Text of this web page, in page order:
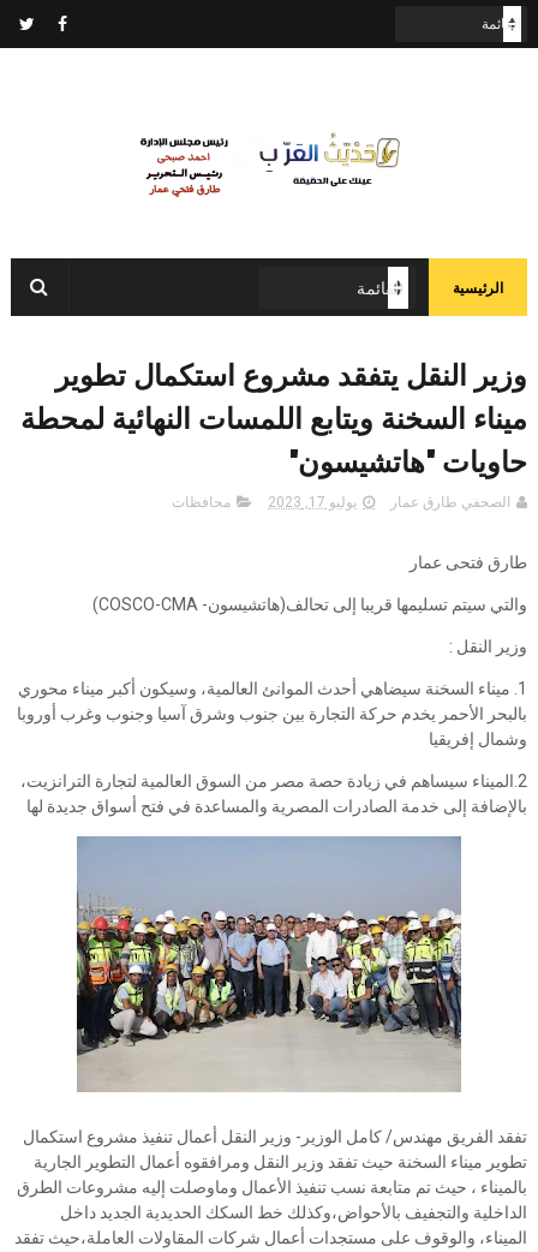
الرئيسية
وزير النقل يتفقد مشروع استكمال تطوير
ميناء السخنة ويتابع اللمسات النهائية لمحطة
حاويات "هاتشيسون"
الصحفي طارق عمار يوليو 17, 2023 محافظات
طارق فتحى عمار
والتي سيتم تسليمها قريبا إلى تحالف(هاتشيسون- COSCO-CMA)
وزير النقل :
1.​ ميناء السخنة سيضاهي أحدث الموانئ العالمية، وسيكون أكبر ميناء محوري
بالبحر الأحمر يخدم حركة التجارة بين جنوب وشرق آسيا وجنوب وغرب أوروبا
وشمال إفريقيا
2.​الميناء سيساهم في زيادة حصة مصر من السوق العالمية لتجارة الترانزيت،
بالإضافة إلى خدمة الصادرات المصرية والمساعدة في فتح أسواق جديدة لها
تفقد الفريق مهندس/ كامل الوزير- وزير النقل أعمال تنفيذ مشروع استكمال
تطوير ميناء السخنة حيث تفقد وزير النقل ومرافقوه أعمال التطوير الجارية
بالميناء ، حيث تم متابعة نسب تنفيذ الأعمال وماوصلت إليه مشروعات الطرق
الداخلية والتجفيف بالأحواض،وكذلك خط السكك الحديدية الجديد داخل
الميناء، والوقوف على مستجدات أعمال شركات المقاولات العاملة،حيث تفقد